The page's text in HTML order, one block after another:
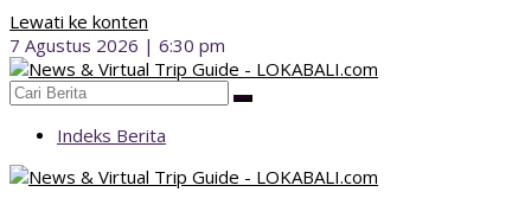
Lewati ke konten
7 Agustus 2026 | 6:30 pm
Indeks Berita